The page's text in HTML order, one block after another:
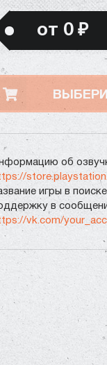
от 0 ₽
об
игры в
в
vk.com/